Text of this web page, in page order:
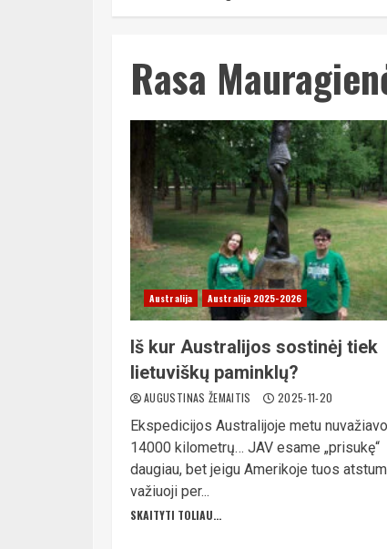
Rasa
Australija Australija 2025-2026
Iš kur Australijos sostinėj tiek
lietuviškų paminklų?
AUGUSTINAS ŽEMAITIS 2025-11-20
Ekspedicijos Australijoje metu
14000 kilometrų… JAV esame „prisukę“
daugiau, bet jeigu Amerikoje tuos
važiuoji per...
SKAITYTI TOLIAU...